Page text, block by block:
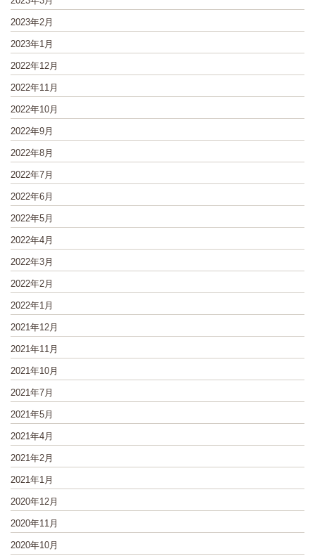
2023年2月
2023年1月
2022年12月
2022年11月
2022年10月
2022年9月
2022年8月
2022年7月
2022年6月
2022年5月
2022年4月
2022年3月
2022年2月
2022年1月
2021年12月
2021年11月
2021年10月
2021年7月
2021年5月
2021年4月
2021年2月
2021年1月
2020年12月
2020年11月
2020年10月